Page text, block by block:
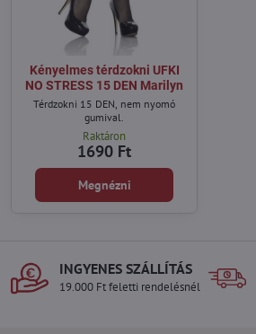
Kényelmes térdzokni UFKI
NO STRESS 15 DEN Marilyn
Térdzokni 15 DEN, nem nyomó
gumival.
Raktáron
1690 Ft
Megnézni
INGYENES SZÁLLÍTÁS
19.000 Ft feletti rendelésnél